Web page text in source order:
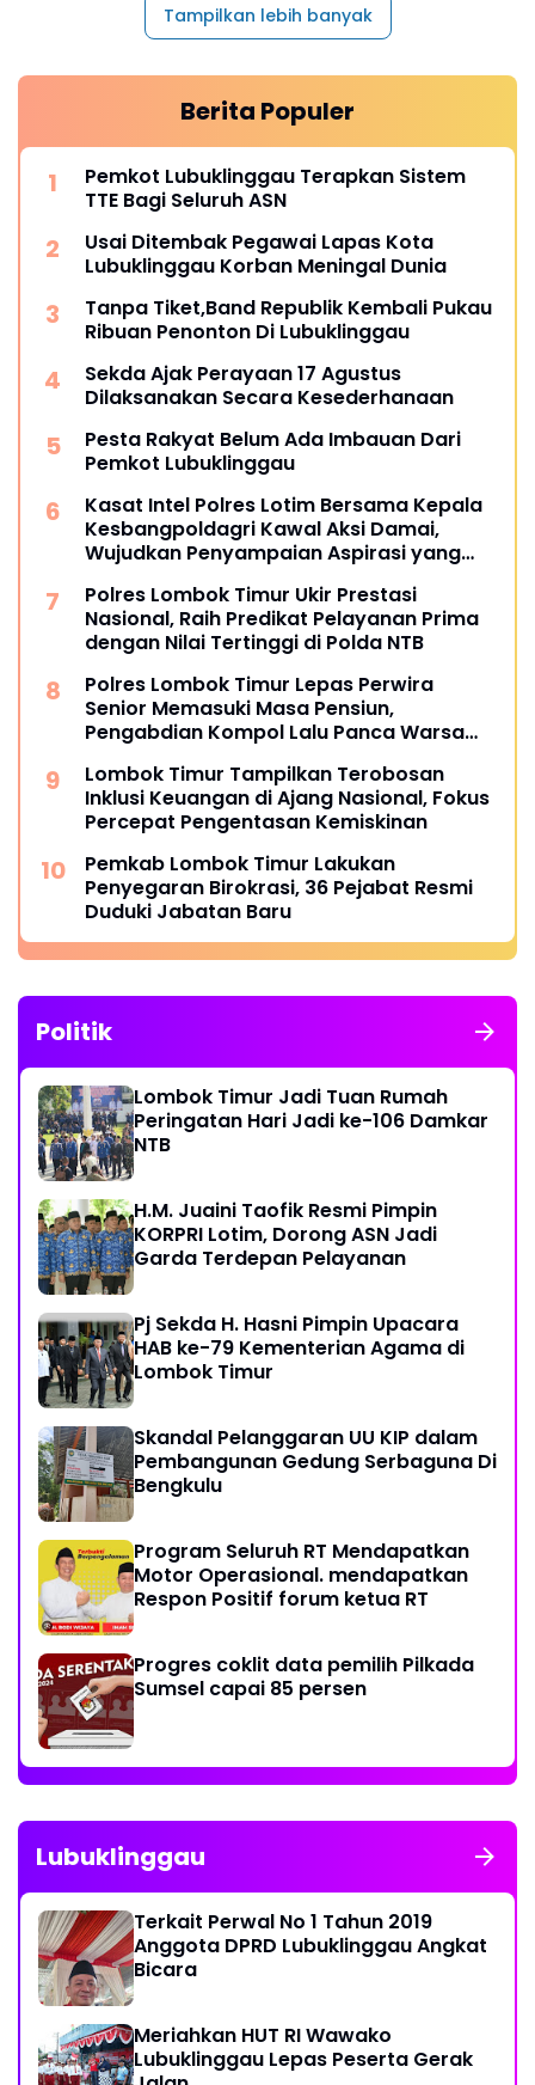
Tampilkan lebih banyak
Berita Populer
Pemkot Lubuklinggau Terapkan Sistem
TTE Bagi Seluruh ASN
Usai Ditembak Pegawai Lapas Kota
Lubuklinggau Korban Meningal Dunia
Tanpa Tiket,Band Republik Kembali Pukau
Ribuan Penonton Di Lubuklinggau
Sekda Ajak Perayaan 17 Agustus
Dilaksanakan Secara Kesederhanaan
Pesta Rakyat Belum Ada Imbauan Dari
Pemkot Lubuklinggau
Kasat Intel Polres Lotim Bersama Kepala
Kesbangpoldagri Kawal Aksi Damai,
Wujudkan Penyampaian Aspirasi yang
Polres Lombok Timur Ukir Prestasi
Nasional, Raih Predikat Pelayanan Prima
dengan Nilai Tertinggi di Polda NTB
Polres Lombok Timur Lepas Perwira
Senior Memasuki Masa Pensiun,
Pengabdian Kompol Lalu Panca Warsa
Lombok Timur Tampilkan Terobosan
Inklusi Keuangan di Ajang Nasional, Fokus
Percepat Pengentasan Kemiskinan
Pemkab Lombok Timur Lakukan
Penyegaran Birokrasi, 36 Pejabat Resmi
Duduki Jabatan Baru
Politik
Lombok Timur Jadi Tuan Rumah
Peringatan Hari Jadi ke-106 Damkar
NTB
H.M. Juaini Taofik Resmi Pimpin
KORPRI Lotim, Dorong ASN Jadi
Garda Terdepan Pelayanan
Pj Sekda H. Hasni Pimpin Upacara
HAB ke-79 Kementerian Agama di
Lombok Timur
Skandal Pelanggaran UU KIP dalam
Pembangunan Gedung Serbaguna Di
Bengkulu
Program Seluruh RT Mendapatkan
Motor Operasional. mendapatkan
Respon Positif forum ketua RT
Progres coklit data pemilih Pilkada
Sumsel capai 85 persen
Lubuklinggau
Terkait Perwal No 1 Tahun 2019
Anggota DPRD Lubuklinggau Angkat
Bicara
Meriahkan HUT RI Wawako
Lubuklinggau Lepas Peserta Gerak